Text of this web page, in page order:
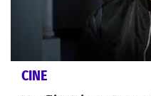
CINE